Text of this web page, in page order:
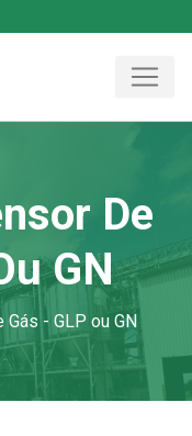
De
GN
- GLP ou GN